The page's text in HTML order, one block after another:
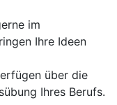
im
Ihre Ideen
über die
Ihres Berufs.